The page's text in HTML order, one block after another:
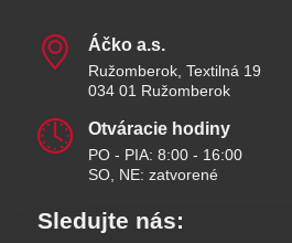
Áčko a​.s​.
Ružomberok, Textilná 19
034 01 Ružomberok
Otváracie hodiny
PO - PIA: 8:00 - 16:00
SO, NE: zatvorené
Sledujte nás: